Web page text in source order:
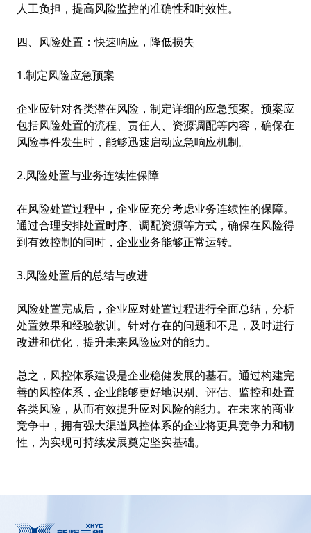
人工负担，提高风险监控的准确性和时效性。
四、风险处置：快速响应，降低损失
1.制定风险应急预案
企业应针对各类潜在风险，制定详细的应急预案。预案应
包括风险处置的流程、责任人、资源调配等内容，确保在
风险事件发生时，能够迅速启动应急响应机制。
2.风险处置与业务连续性保障
在风险处置过程中，企业应充分考虑业务连续性的保障。
通过合理安排处置时序、调配资源等方式，确保在风险得
到有效控制的同时，企业业务能够正常运转。
3.风险处置后的总结与改进
风险处置完成后，企业应对处置过程进行全面总结，分析
处置效果和经验教训。针对存在的问题和不足，及时进行
改进和优化，提升未来风险应对的能力。
总之，风控体系建设是企业稳健发展的基石。通过构建完
善的风控体系，企业能够更好地识别、评估、监控和处置
各类风险，从而有效提升应对风险的能力。在未来的商业
竞争中，拥有强大渠道风控体系的企业将更具竞争力和韧
性，为实现可持续发展奠定坚实基础。